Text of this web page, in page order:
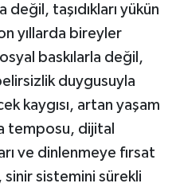
değil, taşıdıkları yükün
yıllarda bireyler
baskılarla değil,
duygusuyla
kaygısı, artan yaşam
temposu, dijital
ve dinlenmeye fırsat
sinir sistemini sürekli